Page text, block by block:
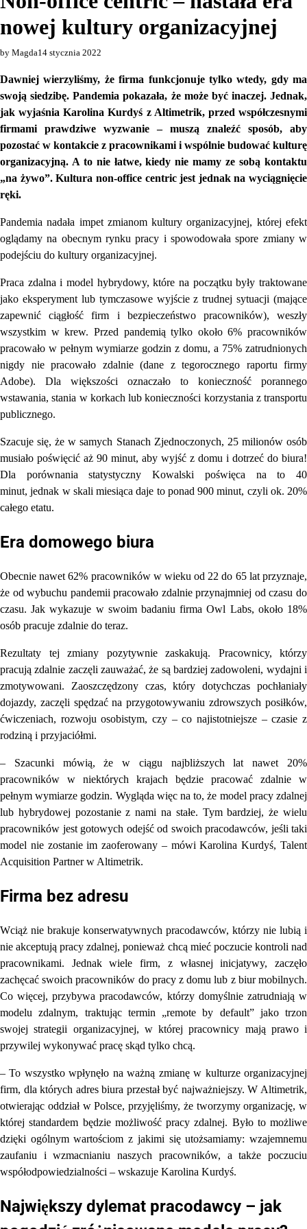
nowej kultury organizacyjnej
by Magda14 stycznia 2022
Dawniej wierzyliśmy, że firma funkcjonuje tylko wtedy, gdy ma
swoją siedzibę. Pandemia pokazała, że może być inaczej. Jednak,
jak wyjaśnia Karolina Kurdyś z Altimetrik, przed współczesnymi
firmami prawdziwe wyzwanie – muszą znaleźć sposób, aby
pozostać w kontakcie z pracownikami i wspólnie budować kulturę
organizacyjną. A to nie łatwe, kiedy nie mamy ze sobą kontaktu
„na żywo”. Kultura non-office centric jest jednak na wyciągnięcie
ręki.
Pandemia nadała impet zmianom kultury organizacyjnej, której efekt
oglądamy na obecnym rynku pracy i spowodowała spore zmiany w
podejściu do kultury organizacyjnej.
Praca zdalna i model hybrydowy, które na początku były traktowane
jako eksperyment lub tymczasowe wyjście z trudnej sytuacji (mające
zapewnić ciągłość firm i bezpieczeństwo pracowników), weszły
wszystkim w krew. Przed pandemią tylko około 6% pracowników
pracowało w pełnym wymiarze godzin z domu, a 75% zatrudnionych
nigdy nie pracowało zdalnie (dane z tegorocznego raportu firmy
Adobe). Dla większości oznaczało to konieczność porannego
wstawania, stania w korkach lub konieczności korzystania z transportu
publicznego.
Szacuje się, że w samych Stanach Zjednoczonych, 25 milionów osób
musiało poświęcić aż 90 minut, aby wyjść z domu i dotrzeć do biura!
Dla porównania statystyczny Kowalski poświęca na to 40
minut, jednak w skali miesiąca daje to ponad 900 minut, czyli ok. 20%
całego etatu.
Era domowego biura
Obecnie nawet 62% pracowników w wieku od 22 do 65 lat przyznaje,
że od wybuchu pandemii pracowało zdalnie przynajmniej od czasu do
czasu. Jak wykazuje w swoim badaniu firma Owl Labs, około 18%
osób pracuje zdalnie do teraz.
Rezultaty tej zmiany pozytywnie zaskakują. Pracownicy, którzy
pracują zdalnie zaczęli zauważać, że są bardziej zadowoleni, wydajni i
zmotywowani. Zaoszczędzony czas, który dotychczas pochłaniały
dojazdy, zaczęli spędzać na przygotowywaniu zdrowszych posiłków,
ćwiczeniach, rozwoju osobistym, czy – co najistotniejsze – czasie z
rodziną i przyjaciółmi.
– Szacunki mówią, że w ciągu najbliższych lat nawet 20%
pracowników w niektórych krajach będzie pracować zdalnie w
pełnym wymiarze godzin. Wygląda więc na to, że model pracy zdalnej
lub hybrydowej pozostanie z nami na stałe. Tym bardziej, że wielu
pracowników jest gotowych odejść od swoich pracodawców, jeśli taki
model nie zostanie im zaoferowany – mówi Karolina Kurdyś, Talent
Acquisition Partner w Altimetrik.
Firma bez adresu
Wciąż nie brakuje konserwatywnych pracodawców, którzy nie lubią i
nie akceptują pracy zdalnej, ponieważ chcą mieć poczucie kontroli nad
pracownikami. Jednak wiele firm, z własnej inicjatywy, zaczęło
zachęcać swoich pracowników do pracy z domu lub z biur mobilnych.
Co więcej, przybywa pracodawców, którzy domyślnie zatrudniają w
modelu zdalnym, traktując termin „remote by default” jako trzon
swojej strategii organizacyjnej, w której pracownicy mają prawo i
przywilej wykonywać pracę skąd tylko chcą.
– To wszystko wpłynęło na ważną zmianę w kulturze organizacyjnej
firm, dla których adres biura przestał być najważniejszy. W Altimetrik,
otwierając oddział w Polsce, przyjęliśmy, że tworzymy organizację, w
której standardem będzie możliwość pracy zdalnej. Było to możliwe
dzięki ogólnym wartościom z jakimi się utożsamiamy: wzajemnemu
zaufaniu i wzmacnianiu naszych pracowników, a także poczuciu
współodpowiedzialności – wskazuje Karolina Kurdyś.
Największy dylemat pracodawcy – jak